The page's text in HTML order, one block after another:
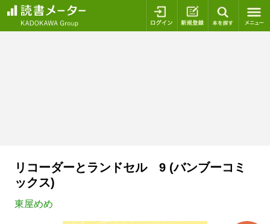
ログイン 新規登録
リコーダーとランドセル 9 (バンブーコミ
ックス)
東屋めめ